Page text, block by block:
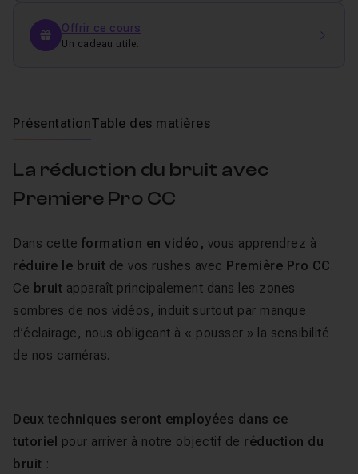
Offrir ce cours
Un cadeau utile.
PrésentationTable des matières
La réduction du bruit avec
Premiere Pro CC
Dans cette formation en vidéo, vous apprendrez à
réduire le bruit de vos rushes avec Première Pro CC.
Ce bruit apparaît principalement dans les zones
sombres de nos vidéos, induit surtout par manque
d’éclairage, nous obligeant à « pousser » la sensibilité
de nos caméras.
Deux techniques seront employées dans ce
tutoriel pour arriver à notre objectif de réduction du
bruit :